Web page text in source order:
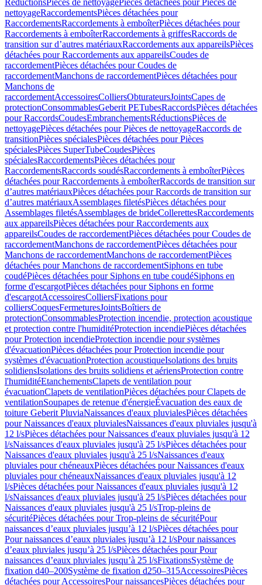
RéductionsPièces de nettoyagePièces détachées pour Pièces de
nettoyageRaccordementsPièces détachées pour
RaccordementsRaccordements à emboîterPièces détachées pour
Raccordements à emboîterRaccordements à griffesRaccords de
transition sur d’autres matériauxRaccordements aux appareilsPièces
détachées pour Raccordements aux appareilsCoudes de
raccordementPièces détachées pour Coudes de
raccordementManchons de raccordementPièces détachées pour
Manchons de
raccordementAccessoiresColliersObturateursJointsCapes de
protectionConsommablesGeberit PETubesRaccordsPièces détachées
pour RaccordsCoudesEmbranchementsRéductionsPièces de
nettoyagePièces détachées pour Pièces de nettoyageRaccords de
transitionPièces spécialesPièces détachées pour Pièces
spécialesPièces SuperTubeCoudesPièces
spécialesRaccordementsPièces détachées pour
RaccordementsRaccords soudésRaccordements à emboîterPièces
détachées pour Raccordements à emboîterRaccords de transition sur
d’autres matériauxPièces détachées pour Raccords de transition sur
d’autres matériauxAssemblages filetésPièces détachées pour
Assemblages filetésAssemblages de brideCollerettesRaccordements
aux appareilsPièces détachées pour Raccordements aux
appareilsCoudes de raccordementPièces détachées pour Coudes de
raccordementManchons de raccordementPièces détachées pour
Manchons de raccordementManchons de raccordementPièces
détachées pour Manchons de raccordementSiphons en tube
coudéPièces détachées pour Siphons en tube coudéSiphons en
forme d'escargotPièces détachées pour Siphons en forme
d'escargotAccessoiresColliersFixations pour
colliersCoquesFermeturesJointsBoîtiers de
protectionConsommablesProtection incendie, protection acoustique
et protection contre l'humiditéProtection incendiePièces détachées
pour Protection incendieProtection incendie pour systèmes
d'évacuationPièces détachées pour Protection incendie pour
systèmes d'évacuationProtection acoustiqueIsolations des bruits
solidiensIsolations des bruits solidiens et aériensProtection contre
l'humiditéEtanchementsClapets de ventilation pour
évacuationClapets de ventilationPièces détachées pour Clapets de
ventilationSoupapes de retenue d'énergieÉvacuation des eaux de
toiture Geberit PluviaNaissances d'eaux pluvialesPièces détachées
pour Naissances d'eaux pluvialesNaissances d'eaux pluviales jusqu'à
12 l/sPièces détachées pour Naissances d'eaux pluviales jusqu'à 12
l/sNaissances d'eaux pluviales jusqu'à 25 l/sPièces détachées pour
Naissances d'eaux pluviales jusqu'à 25 l/sNaissances d'eaux
pluviales pour chéneauxPièces détachées pour Naissances d'eaux
pluviales pour chéneauxNaissances d'eaux pluviales jusqu'à 12
l/sPièces détachées pour Naissances d'eaux pluviales jusqu'à 12
l/sNaissances d'eaux pluviales jusqu'à 25 l/sPièces détachées pour
Naissances d'eaux pluviales jusqu'à 25 l/sTrop-pleins de
sécuritéPièces détachées pour Trop-pleins de sécuritéPour
naissances d’eaux pluviales jusqu’à 12 l/sPièces détachées pour
Pour naissances d’eaux pluviales jusqu’à 12 l/sPour naissances
d’eaux pluviales jusqu’à 25 l/sPièces détachées pour Pour
naissances d’eaux pluviales jusqu’à 25 l/sFixationsSystème de
fixation d40–200Système de fixation d250–315AccessoiresPièces
détachées pour AccessoiresPour naissancesPièces détachées pour